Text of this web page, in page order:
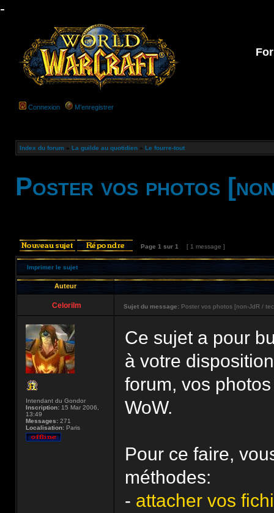
-
Connexion M’enregistrer
Index du forum » La guilde au quotidien » Le fourre-tout
Poster vos photos
Page 1 sur 1 [ 1 message ]
Imprimer le sujet
Auteur
Celorilm Sujet du message: Poster vos photos [non-JdR /
Intendant du Gondor
Inscription: 15 Mar 2006,
13:49
Messages: 271
Localisation: Paris
Ce sujet a pour
à votre
forum, vos
WoW.
Pour ce faire,
méthodes:
- attacher vos